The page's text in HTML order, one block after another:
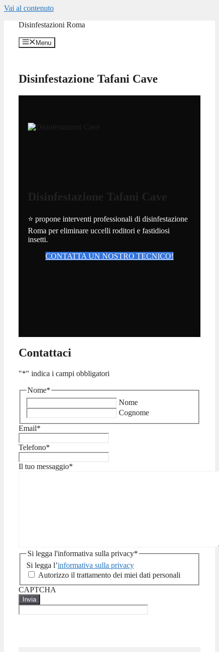
Vai al contenuto
Disinfestazioni Roma
Menu
Disinfestazione Tafani Cave
Disinfestazione Tafani Cave
⭐ propone interventi professionali di disinfestazione
Roma per eliminare uccelli roditori e fastidiosi
insetti.
CONTATTA UN NOSTRO TECNICO!
Contattaci
"*" indica i campi obbligatori
Nome*
Nome
Cognome
Email*
Telefono*
Il tuo messaggio*
Si legga l'informativa sulla privacy*
Si legga l’informativa sulla privacy
Autorizzo il trattamento dei miei dati personali
CAPTCHA